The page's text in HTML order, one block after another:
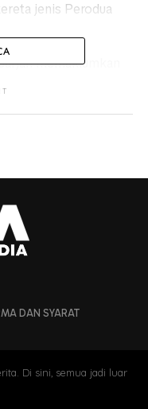
jenis Perodua
memaklumkan
DAN SYARAT
Di sini, semua jadi luar